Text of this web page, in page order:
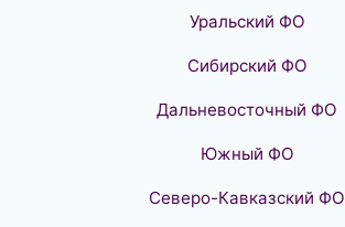
Уральский ФО
Сибирский ФО
Дальневосточный ФО
Южный ФО
Северо-Кавказский ФО